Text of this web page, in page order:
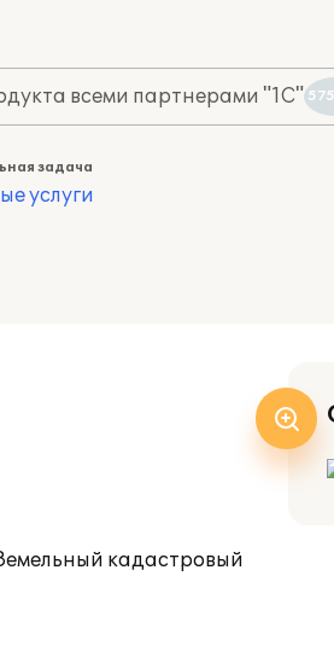
всеми партнерами "1С"
задача
услуги
кадастровый